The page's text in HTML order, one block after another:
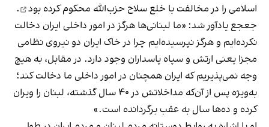
اسلامی را در مخالفت با خلع سلاح حزب‌الله محکوم کرده بود
.
جعجع یادآور شد: «ما لبنانی‌ها هرگز در امور داخلی ایران دخالت
نکرده‌ایم و هرگز نپرسیده‌ایم چرا در خاک ایران دو نیروی نظامی
مجزا یعنی ارتش و سپاه پاسداران وجود دارد. در مقابل، به هیچ
وجه نمی‌پذیریم که ایران همچنان در امور داخلی ما دخالت کند؛
به‌ویژه پس از آن‌که مداخلاتش در ۴۰ سال گذشته، لبنان را ویران
کرده و ده‌ها سال به عقب برگردانده است.»